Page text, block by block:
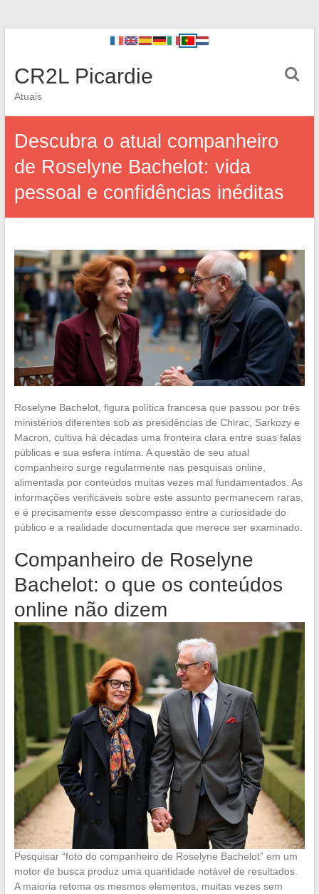
CR2L Picardie
Atuais
Descubra o atual companheiro
de Roselyne Bachelot: vida
pessoal e confidências inéditas
Roselyne Bachelot, figura política francesa que passou por três
ministérios diferentes sob as presidências de Chirac, Sarkozy e
Macron, cultiva há décadas uma fronteira clara entre suas falas
públicas e sua esfera íntima. A questão de seu atual
companheiro surge regularmente nas pesquisas online,
alimentada por conteúdos muitas vezes mal fundamentados. As
informações verificáveis sobre este assunto permanecem raras,
e é precisamente esse descompasso entre a curiosidade do
público e a realidade documentada que merece ser examinado.
Companheiro de Roselyne
Bachelot: o que os conteúdos
online não dizem
Pesquisar “foto do companheiro de Roselyne Bachelot” em um
motor de busca produz uma quantidade notável de resultados.
A maioria retoma os mesmos elementos, muitas vezes sem